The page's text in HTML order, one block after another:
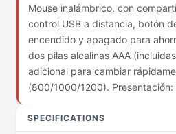
Mouse inalámbrico, con
control USB a distancia, botón
encendido y apagado para
dos pilas alcalinas AAA
adicional para cambiar
(800/1000/1200). Presentación:
SPECIFICATIONS